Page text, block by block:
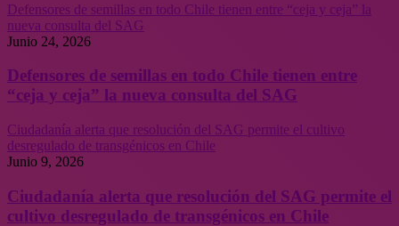
Defensores de semillas en todo Chile tienen entre “ceja y ceja” la
nueva consulta del SAG
Junio 24, 2026
Defensores de semillas en todo Chile tienen entre
“ceja y ceja” la nueva consulta del SAG
Ciudadanía alerta que resolución del SAG permite el cultivo
desregulado de transgénicos en Chile
Junio 9, 2026
Ciudadanía alerta que resolución del SAG permite el
cultivo desregulado de transgénicos en Chile